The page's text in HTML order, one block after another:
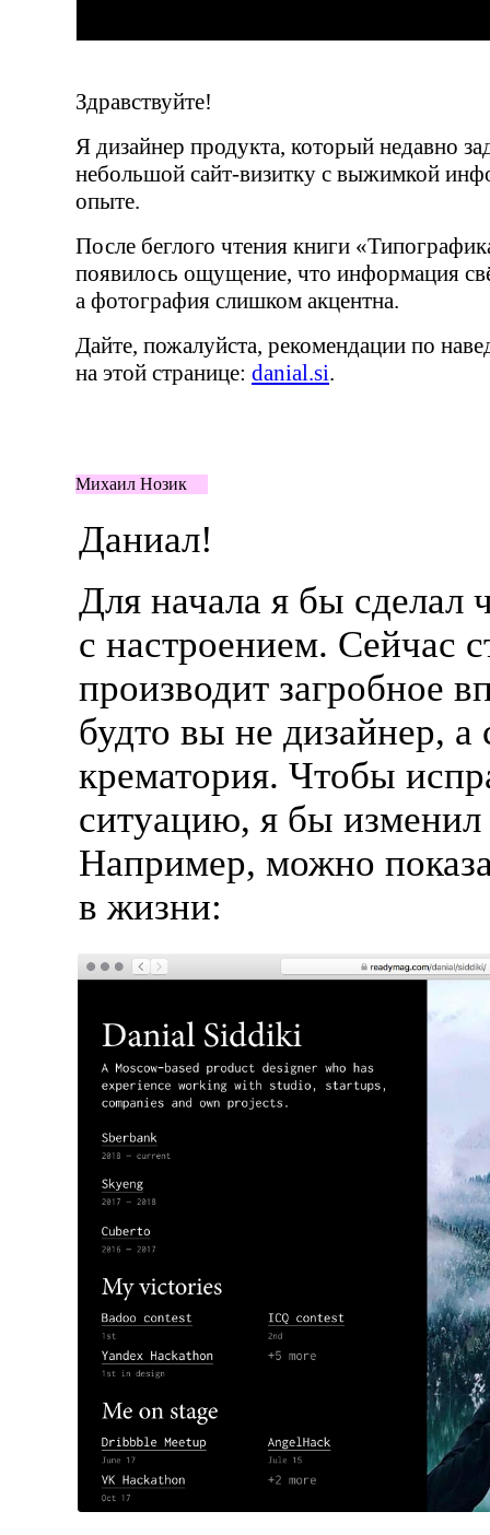
Здравствуйте!
Я дизайнер продукта, который недавно
небольшой сайт-визитку с выжимкой
опыте.
После беглого чтения книги
появилось ощущение, что информация
а фотография слишком акцентна.
Дайте, пожалуйста, рекомендации по
на этой странице: danial.si.
Михаил Нозик
Даниал!
Для начала я бы сделал
с настроением. Сейчас
производит загробное
будто вы не дизайнер, а
крематория. Чтобы
ситуацию, я бы
Например, можно
в жизни: